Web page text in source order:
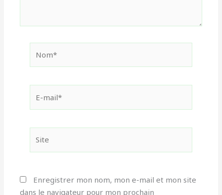
mail*
Enregistrer mon nom, mon e-mail et mon site
dans le navigateur pour mon prochain